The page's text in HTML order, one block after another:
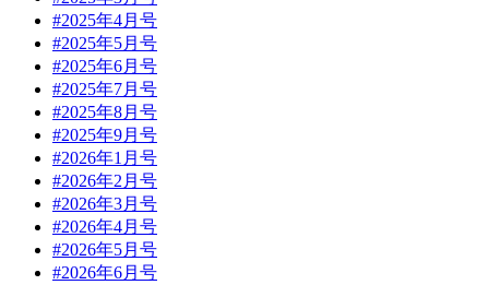
#2025年4月号
#2025年5月号
#2025年6月号
#2025年7月号
#2025年8月号
#2025年9月号
#2026年1月号
#2026年2月号
#2026年3月号
#2026年4月号
#2026年5月号
#2026年6月号